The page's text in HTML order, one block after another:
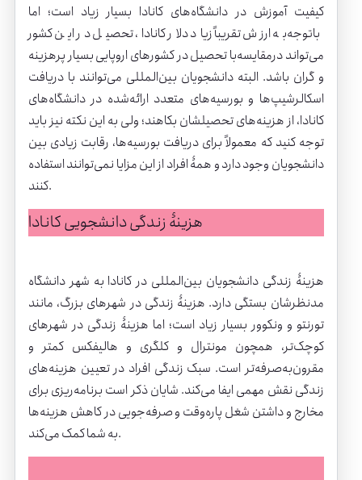
کیفیت آموزش در دانشگاه‌های کانادا بسیار زیاد است؛ اما
باتوجه‌به ارزش تقریباً زیاد دلار کانادا، تحصیل در این کشور
می‌تواند درمقایسه‌با تحصیل در کشورهای اروپایی بسیار پرهزینه
و گران باشد. البته دانشجویان بین‌المللی می‌توانند با دریافت
اسکالرشیپ‌ها و بورسیه‌های متعدد ارائه‌شده در دانشگاه‌های
کانادا، از هزینه‌های تحصیلشان بکاهند؛ ولی به این نکته نیز باید
توجه کنید که معمولاً برای دریافت بورسیه‌ها، رقابت زیادی بین
دانشجویان وجود دارد و همۀ افراد از این مزایا نمی‌توانند استفاده
کنند.
هزینۀ زندگی دانشجویی کانادا
هزینۀ زندگی دانشجویان بین‌المللی در کانادا به شهر دانشگاه
مدنظرشان بستگی دارد. هزینۀ زندگی در شهرهای بزرگ، مانند
تورنتو و ونکوور بسیار زیاد است؛ اما هزینۀ زندگی در شهرهای
کوچک‌تر، همچون مونترال و کلگری و هالیفکس کمتر و
مقرون‌به‌صرفه‌تر است. سبک زندگی افراد در تعیین هزینه‌های
زندگی نقش مهمی ایفا می‌کند. شایان ذکر است برنامه‌ریزی برای
مخارج و داشتن شغل پاره‌وقت و صرفه‌جویی در کاهش هزینه‌ها
به شما کمک می‌کند.